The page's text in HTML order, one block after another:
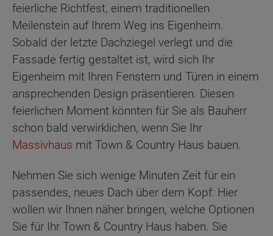
feierliche Richtfest, einem traditionellen
Meilenstein auf Ihrem Weg ins Eigenheim.
Sobald der letzte Dachziegel verlegt und die
Fassade fertig gestaltet ist, wird sich Ihr
Eigenheim mit Ihren Fenstern und Türen in einem
ansprechenden Design präsentieren. Diesen
feierlichen Moment könnten für Sie als Bauherr
schon bald verwirklichen, wenn Sie Ihr
Massivhaus mit Town & Country Haus bauen.
Nehmen Sie sich wenige Minuten Zeit für ein
passendes, neues Dach über dem Kopf: Hier
wollen wir Ihnen näher bringen, welche Optionen
Sie für Ihr Town & Country Haus haben. Sie